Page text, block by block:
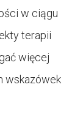
w ciągu
terapii
więcej
wskazówek